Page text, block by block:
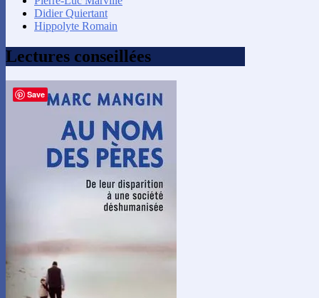
Didier Quiertant
Hippolyte Romain
Lectures conseillées
Save